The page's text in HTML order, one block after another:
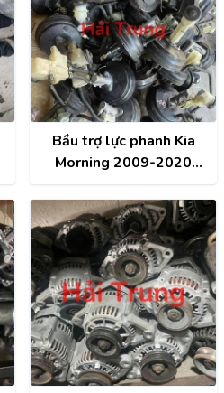
Bầu trợ lực phanh Kia
Morning 2009-2020